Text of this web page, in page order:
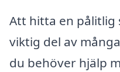
Att hitta en pålitlig
viktig del av
du behöver hjälp